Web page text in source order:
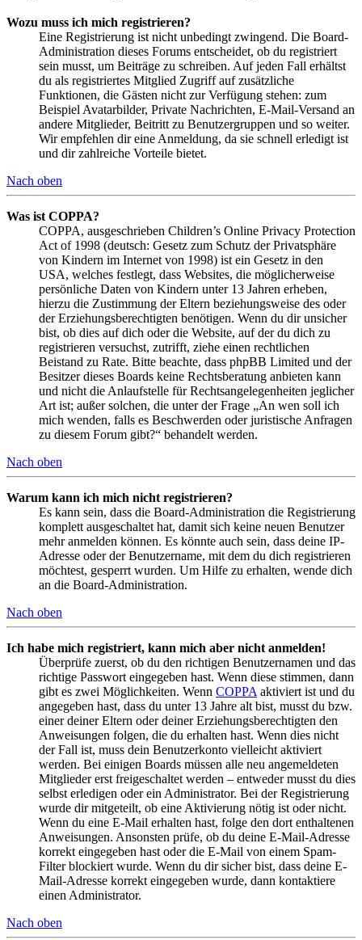
Wozu muss ich mich registrieren?
Eine Registrierung ist nicht unbedingt zwingend. Die Board-
Administration dieses Forums entscheidet, ob du registriert
sein musst, um Beiträge zu schreiben. Auf jeden Fall erhältst
du als registriertes Mitglied Zugriff auf zusätzliche
Funktionen, die Gästen nicht zur Verfügung stehen: zum
Beispiel Avatarbilder, Private Nachrichten, E-Mail-Versand an
andere Mitglieder, Beitritt zu Benutzergruppen und so weiter.
Wir empfehlen dir eine Anmeldung, da sie schnell erledigt ist
und dir zahlreiche Vorteile bietet.
Nach oben
Was ist COPPA?
COPPA, ausgeschrieben Children’s Online Privacy Protection
Act of 1998 (deutsch: Gesetz zum Schutz der Privatsphäre
von Kindern im Internet von 1998) ist ein Gesetz in den
USA, welches festlegt, dass Websites, die möglicherweise
persönliche Daten von Kindern unter 13 Jahren erheben,
hierzu die Zustimmung der Eltern beziehungsweise des oder
der Erziehungsberechtigten benötigen. Wenn du dir unsicher
bist, ob dies auf dich oder die Website, auf der du dich zu
registrieren versuchst, zutrifft, ziehe einen rechtlichen
Beistand zu Rate. Bitte beachte, dass phpBB Limited und der
Besitzer dieses Boards keine Rechtsberatung anbieten kann
und nicht die Anlaufstelle für Rechtsangelegenheiten jeglicher
Art ist; außer solchen, die unter der Frage „An wen soll ich
mich wenden, falls es Beschwerden oder juristische Anfragen
zu diesem Forum gibt?“ behandelt werden.
Nach oben
Warum kann ich mich nicht registrieren?
Es kann sein, dass die Board-Administration die Registrierung
komplett ausgeschaltet hat, damit sich keine neuen Benutzer
mehr anmelden können. Es könnte auch sein, dass deine IP-
Adresse oder der Benutzername, mit dem du dich registrieren
möchtest, gesperrt wurden. Um Hilfe zu erhalten, wende dich
an die Board-Administration.
Nach oben
Ich habe mich registriert, kann mich aber nicht anmelden!
Überprüfe zuerst, ob du den richtigen Benutzernamen und das
richtige Passwort eingegeben hast. Wenn diese stimmen, dann
gibt es zwei Möglichkeiten. Wenn COPPA aktiviert ist und du
angegeben hast, dass du unter 13 Jahre alt bist, musst du bzw.
einer deiner Eltern oder deiner Erziehungsberechtigten den
Anweisungen folgen, die du erhalten hast. Wenn dies nicht
der Fall ist, muss dein Benutzerkonto vielleicht aktiviert
werden. Bei einigen Boards müssen alle neu angemeldeten
Mitglieder erst freigeschaltet werden – entweder musst du dies
selbst erledigen oder ein Administrator. Bei der Registrierung
wurde dir mitgeteilt, ob eine Aktivierung nötig ist oder nicht.
Wenn du eine E-Mail erhalten hast, folge den dort enthaltenen
Anweisungen. Ansonsten prüfe, ob du deine E-Mail-Adresse
korrekt eingegeben hast oder die E-Mail von einem Spam-
Filter blockiert wurde. Wenn du dir sicher bist, dass deine E-
Mail-Adresse korrekt eingegeben wurde, dann kontaktiere
einen Administrator.
Nach oben